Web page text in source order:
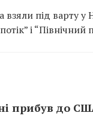
взяли під варту
і “Північний
прибув до